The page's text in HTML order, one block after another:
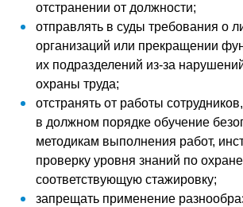
отстранении от должности;
отправлять в суды требования о
организаций или прекращении
их подразделений из-за
охраны труда;
отстранять от работы
в должном порядке обучение
методикам выполнения работ,
проверку уровня знаний по
соответствующую стажировку;
запрещать применение